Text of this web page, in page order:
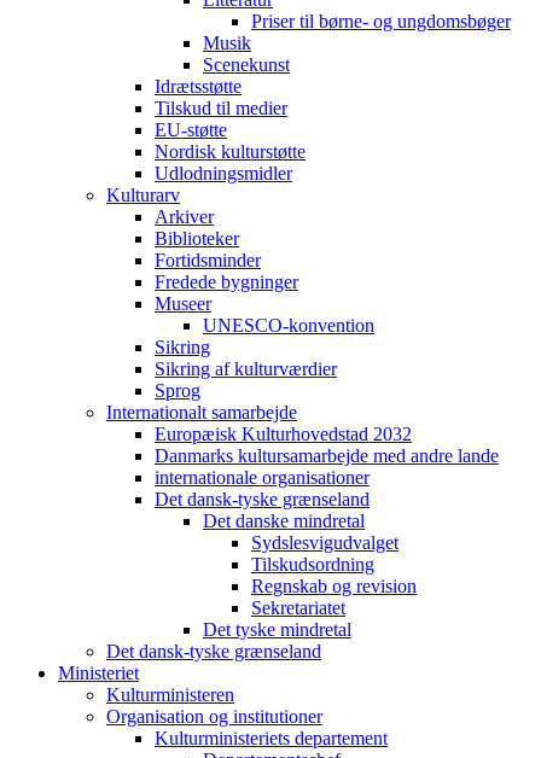
Priser til børne- og ungdomsbøger
Musik
Scenekunst
Idrætsstøtte
Tilskud til medier
EU-støtte
Nordisk kulturstøtte
Udlodningsmidler
Kulturarv
Arkiver
Biblioteker
Fortidsminder
Fredede bygninger
Museer
UNESCO-konvention
Sikring
Sikring af kulturværdier
Sprog
Internationalt samarbejde
Europæisk Kulturhovedstad 2032
Danmarks kultursamarbejde med andre lande
internationale organisationer
Det dansk-tyske grænseland
Det danske mindretal
Sydslesvigudvalget
Tilskudsordning
Regnskab og revision
Sekretariatet
Det tyske mindretal
Det dansk-tyske grænseland
Ministeriet
Kulturministeren
Organisation og institutioner
Kulturministeriets departement